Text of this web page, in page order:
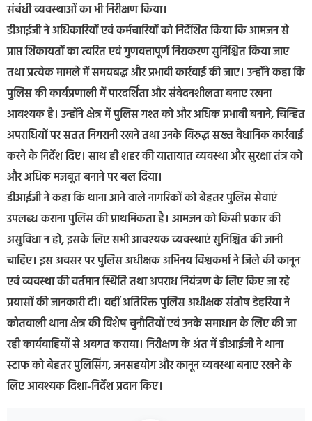
संबंधी व्यवस्थाओं का भी निरीक्षण किया।
डीआईजी ने अधिकारियों एवं कर्मचारियों को निर्देशित किया कि आमजन से
प्राप्त शिकायतों का त्वरित एवं गुणवत्तापूर्ण निराकरण सुनिश्चित किया जाए
तथा प्रत्येक मामले में समयबद्ध और प्रभावी कार्रवाई की जाए। उन्होंने कहा कि
पुलिस की कार्यप्रणाली में पारदर्शिता और संवेदनशीलता बनाए रखना
आवश्यक है। उन्होंने क्षेत्र में पुलिस गश्त को और अधिक प्रभावी बनाने, चिन्हित
अपराधियों पर सतत निगरानी रखने तथा उनके विरुद्ध सख्त वैधानिक कार्रवाई
करने के निर्देश दिए। साथ ही शहर की यातायात व्यवस्था और सुरक्षा तंत्र को
और अधिक मजबूत बनाने पर बल दिया।
डीआईजी ने कहा कि थाना आने वाले नागरिकों को बेहतर पुलिस सेवाएं
उपलब्ध कराना पुलिस की प्राथमिकता है। आमजन को किसी प्रकार की
असुविधा न हो, इसके लिए सभी आवश्यक व्यवस्थाएं सुनिश्चित की जानी
चाहिए। इस अवसर पर पुलिस अधीक्षक अभिनय विश्वकर्मा ने जिले की कानून
एवं व्यवस्था की वर्तमान स्थिति तथा अपराध नियंत्रण के लिए किए जा रहे
प्रयासों की जानकारी दी। वहीं अतिरिक्त पुलिस अधीक्षक संतोष डेहरिया ने
कोतवाली थाना क्षेत्र की विशेष चुनौतियों एवं उनके समाधान के लिए की जा
रही कार्यवाहियों से अवगत कराया। निरीक्षण के अंत में डीआईजी ने थाना
स्टाफ को बेहतर पुलिसिंग, जनसहयोग और कानून व्यवस्था बनाए रखने के
लिए आवश्यक दिशा-निर्देश प्रदान किए।